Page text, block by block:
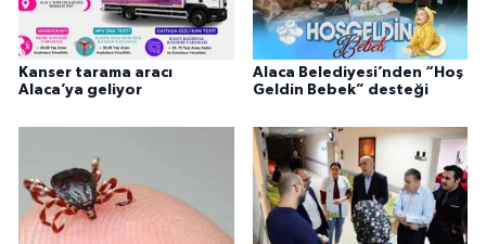
Kanser tarama aracı
Alaca’ya geliyor
Alaca Belediyesi’nden “Hoş
Geldin Bebek” desteği